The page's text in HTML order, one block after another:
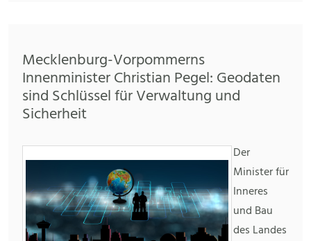
Mecklenburg-Vorpommerns
Innenminister Christian Pegel: Geodaten
sind Schlüssel für Verwaltung und
Sicherheit
Der
Minister für
Inneres
und Bau
des Landes